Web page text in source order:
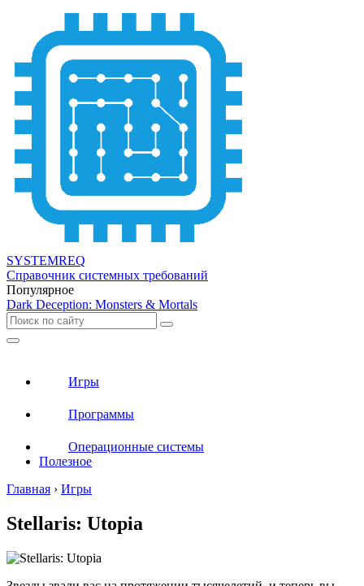
SYSTEMREQ
Справочник системных требований
Популярное
Dark Deception: Monsters & Mortals
Игры
Программы
Операционные системы
Полезное
Главная › Игры
Stellaris: Utopia